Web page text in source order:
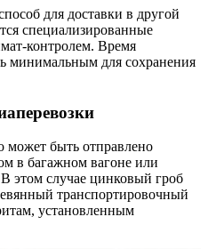
для доставки в другой
специализированные
контролем. Время
минимальным для сохранения
может быть отправлено
в багажном вагоне или
этом случае цинковый гроб
транспортировочный
установленным